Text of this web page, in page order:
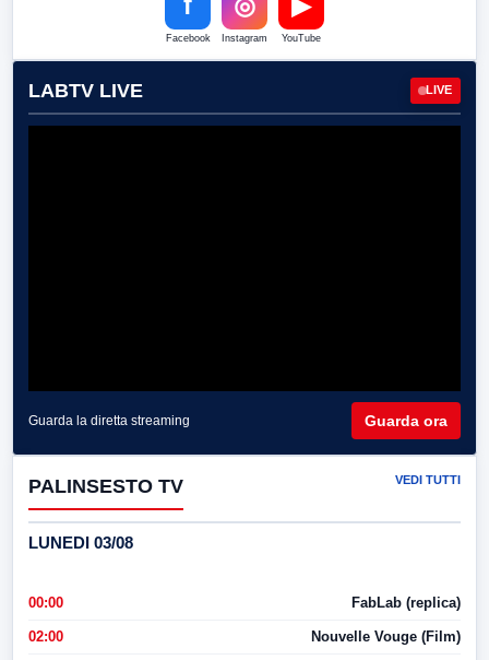
f
Facebook
◎
Instagram
▶
YouTube
LABTV LIVE LIVE
Guarda la diretta streaming Guarda ora
PALINSESTO TV VEDI TUTTI
LUNEDI 03/08
00:00 FabLab (replica)
02:00 Nouvelle Vouge (Film)